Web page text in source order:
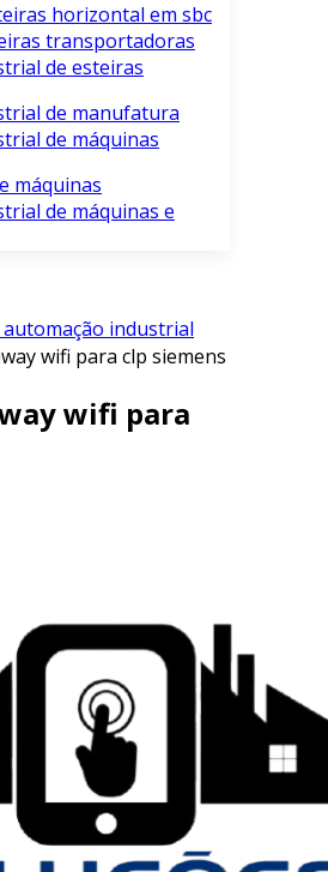
horizontal em sbc
transportadoras
de esteiras
de manufatura
de máquinas
máquinas
de máquinas e
industrial
wifi para clp siemens
wifi para